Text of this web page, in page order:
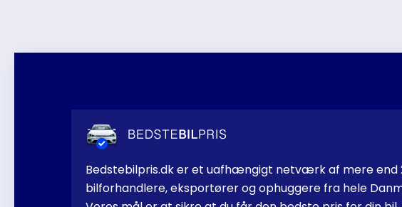
Bedstebilpris.dk er et uafhængigt netværk af mere end
bilforhandlere, eksportører og ophuggere fra hele